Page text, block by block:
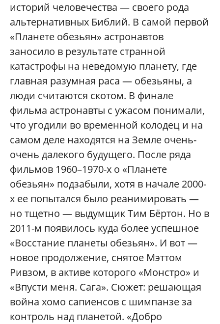
историй человечества — своего рода
альтернативных Библий. В самой первой
«Планете обезьян» астронавтов
заносило в результате странной
катастрофы на неведомую планету, где
главная разумная раса — обезьяны, а
люди считаются скотом. В финале
фильма астронавты с ужасом понимали,
что угодили во временной колодец и на
самом деле находятся на Земле очень-
очень далекого будущего. После ряда
фильмов 1960–1970-х о «Планете
обезьян» подзабыли, хотя в начале 2000-
х ее попытался было реанимировать —
но тщетно — выдумщик Тим Бёртон. Но в
2011-м появилось куда более успешное
«Восстание планеты обезьян». И вот —
новое продолжение, снятое Мэттом
Ривзом, в активе которого «Монстро» и
«Впусти меня. Сага». Сюжет: решающая
война хомо сапиенсов с шимпанзе за
контроль над планетой. «Добро